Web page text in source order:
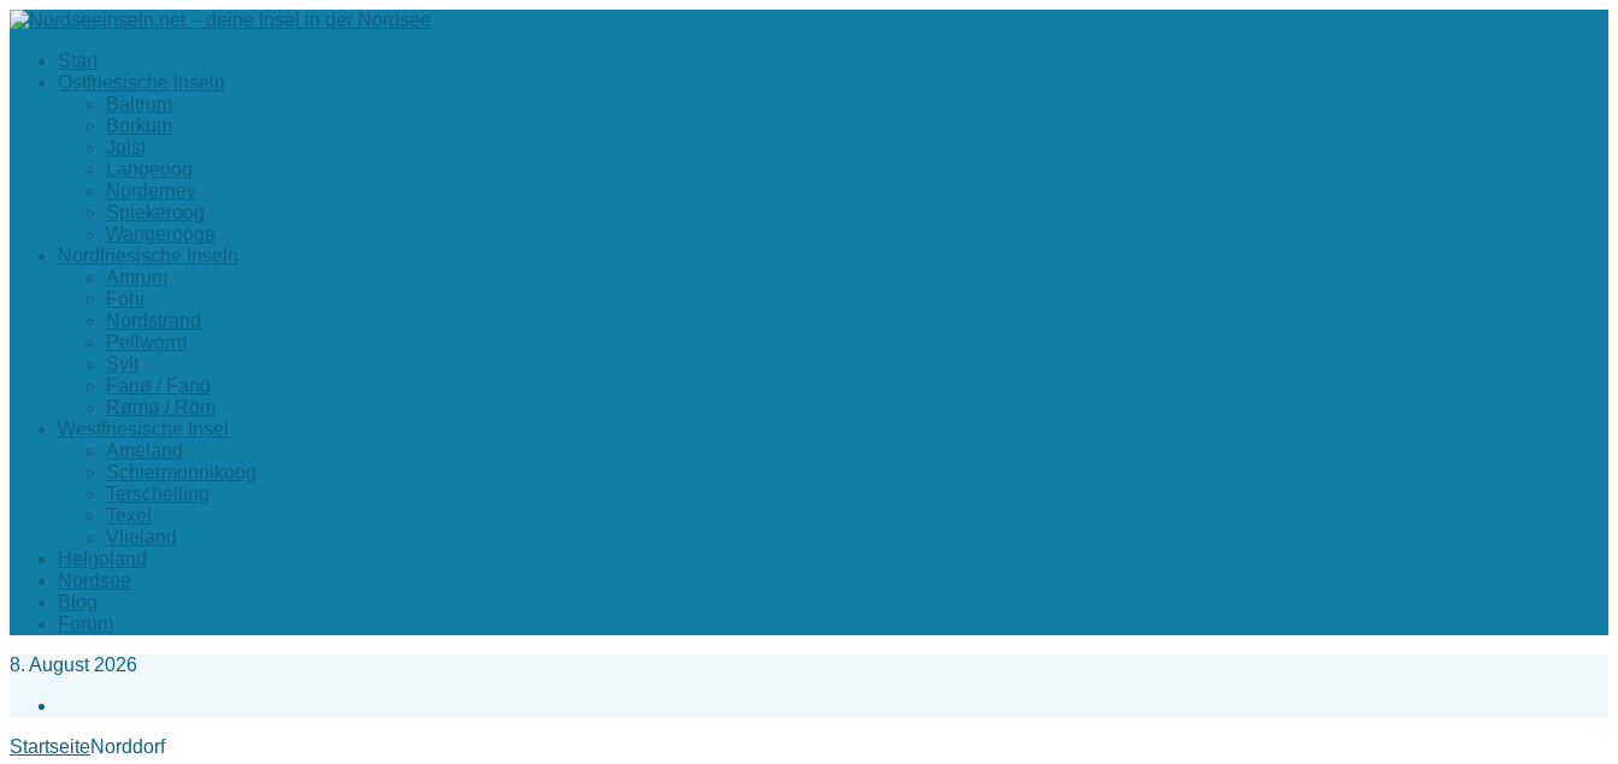
Start
Ostfriesische Inseln
Baltrum
Borkum
Juist
Langeoog
Norderney
Spiekeroog
Wangerooge
Nordfriesische Inseln
Amrum
Föhr
Nordstrand
Pellworm
Sylt
Fanø / Fanö
Rømø / Röm
Westfriesische Insel
Ameland
Schiermonnikoog
Terschelling
Texel
Vlieland
Helgoland
Nordsee
Blog
Forum
8. August 2026
StartseiteNorddorf